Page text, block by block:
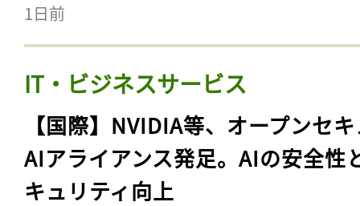
1日前
IT・ビジネスサービス
【国際】NVIDIA等、オープンセ
AIアライアンス発足。AIの安全性
キュリティ向上